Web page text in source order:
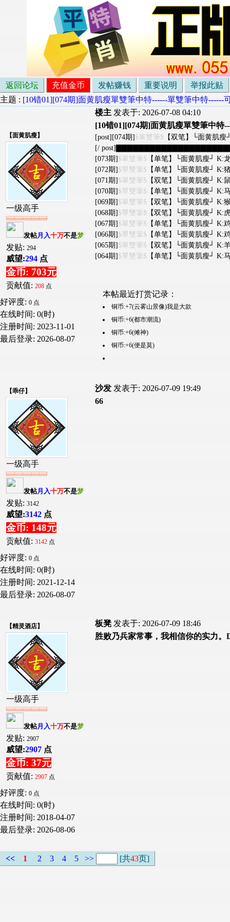
返回论坛 充值金币 发帖赚钱 重要说明
举报此贴
主题 : [10错01][074期]面黄肌瘦單雙筆中特------單雙筆中特------
【面黄肌瘦】
一级高手
发帖月入十万不是梦
发贴: 294
威望:294 点
金币: 703元
贡献值: 208 点
好评度: 0 点
在线时间: 0(时)
注册时间: 2023-11-01
最后登录: 2026-08-07
楼主 发表于: 2026-07-08 04:10
[10错01][074期]面黄肌瘦單雙筆中特
[post][074期]$單雙筆$ 【双笔】└面黄肌瘦
[/
[073期]$單雙筆$ 【单笔】└面黄肌瘦┘ K:
[072期]$單雙筆$ 【单笔】└面黄肌瘦┘ K:
[071期]$單雙筆$ 【双笔】└面黄肌瘦┘ K:
[070期]$單雙筆$ 【单笔】└面黄肌瘦┘ K:
[069期]$單雙筆$ 【双笔】└面黄肌瘦┘ K:
[068期]$單雙筆$ 【双笔】└面黄肌瘦┘ K:
[067期]$單雙筆$ 【单笔】└面黄肌瘦┘ K:
[066期]$單雙筆$ 【单笔】└面黄肌瘦┘ K:
[065期]$單雙筆$ 【双笔】└面黄肌瘦┘ K:
[064期]$單雙筆$ 【单笔】└面黄肌瘦┘ K:
本帖最近打赏记录：
铜币:+7(云雾山景像)我是大款
铜币:+6(都市潮流)
铜币:+6(傩神)
铜币:+6(便是莫)
【乖仔】
一级高手
发帖月入十万不是梦
发贴: 3142
威望:3142 点
金币: 148元
贡献值: 3142 点
好评度: 0 点
在线时间: 0(时)
注册时间: 2021-12-14
最后登录: 2026-08-07
沙发 发表于: 2026-07-09 19:49
66
【精灵酒店】
一级高手
发帖月入十万不是梦
发贴: 2907
威望:2907 点
金币: 37元
贡献值: 2907 点
好评度: 0 点
在线时间: 0(时)
注册时间: 2018-04-07
最后登录: 2026-08-06
板凳 发表于: 2026-07-09 18:46
胜败乃兵家常事，我相信你的实力
<< 1 2 3 4 5 >> [共43页]